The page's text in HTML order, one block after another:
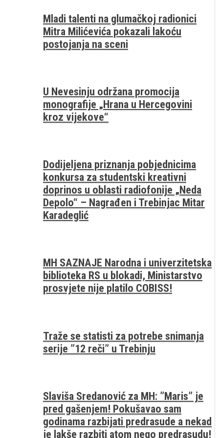
Mladi talenti na glumačkoj radionici
Mitra Milićevića pokazali lakoću
postojanja na sceni
U Nevesinju održana promocija
monografije „Hrana u Hercegovini
kroz vijekove“
Dodijeljena priznanja pobjednicima
konkursa za studentski kreativni
doprinos u oblasti radiofonije „Neda
Depolo“ – Nagrađen i Trebinjac Mitar
Karadeglić
MH SAZNAJE Narodna i univerzitetska
biblioteka RS u blokadi, Ministarstvo
prosvjete nije platilo COBISS!
Traže se statisti za potrebe snimanja
serije ”12 reči” u Trebinju
Slaviša Sredanović za MH: ”Maris” je
pred gašenjem! Pokušavao sam
godinama razbijati predrasude a nekad
je lakše razbiti atom nego predrasudu!